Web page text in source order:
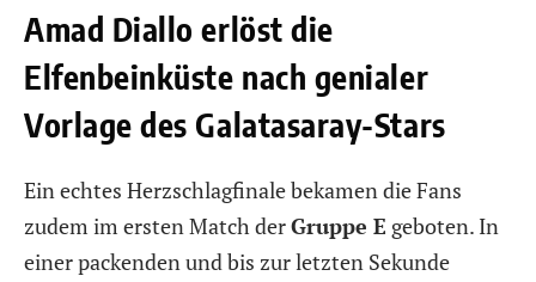
Amad Diallo erlöst die
Elfenbeinküste nach genialer
Vorlage des Galatasaray-Stars
Ein echtes Herzschlagfinale bekamen die Fans
zudem im ersten Match derGruppe E geboten. In
einer packenden und bis zur letzten Sekunde